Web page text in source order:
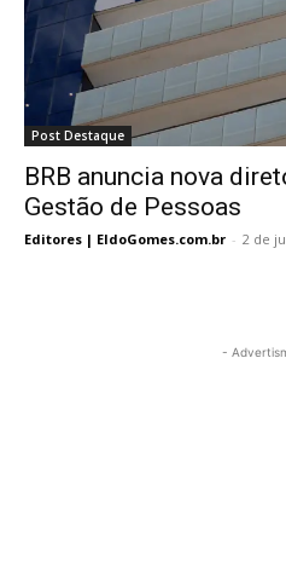
Post Destaque
BRB anuncia nova
Gestão de Pessoas
Editores | EldoGomes.com.br - 2 de
-